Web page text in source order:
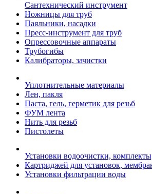
Сантехнический инструмент
Ножницы для труб
Паяльники, насадки
Пресс-инструмент для труб
Опрессовочные аппараты
Трубогибы
Калибраторы, зачистки
Уплотнительные материалы
Лен, пакля
Паста, гель, герметик для резьб
ФУМ лента
Нить для резьб
Пистолеты
Установки водоочистки,
Картриджей для установок,
Установки фильтрации воды